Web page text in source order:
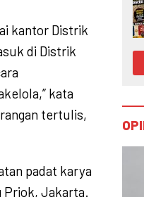
kantor Distrik
di Distrik
kata
tertulis,
padat karya
Jakarta.